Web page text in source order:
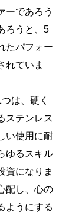
ーであろう
ろうと、5
たパフォー
れていま
は、硬く
ステンレス
い使用に耐
ゆるスキル
資になりま
配し、心の
ようにする